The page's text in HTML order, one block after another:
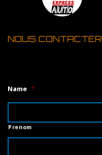
NOUS CONTACTER
Name *
Prenom